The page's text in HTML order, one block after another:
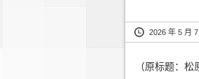
2026 年 5 月 7
（原标题：松